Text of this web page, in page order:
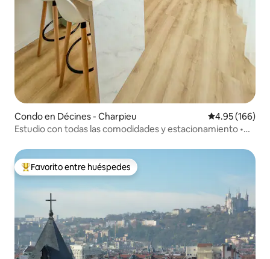
Condo en Décines - Charpieu Calificación
4.95 (166)
Estudio con todas las comodidades y estacionamiento •
Favorito entre huéspedes preferido
Favorito entre huéspedes